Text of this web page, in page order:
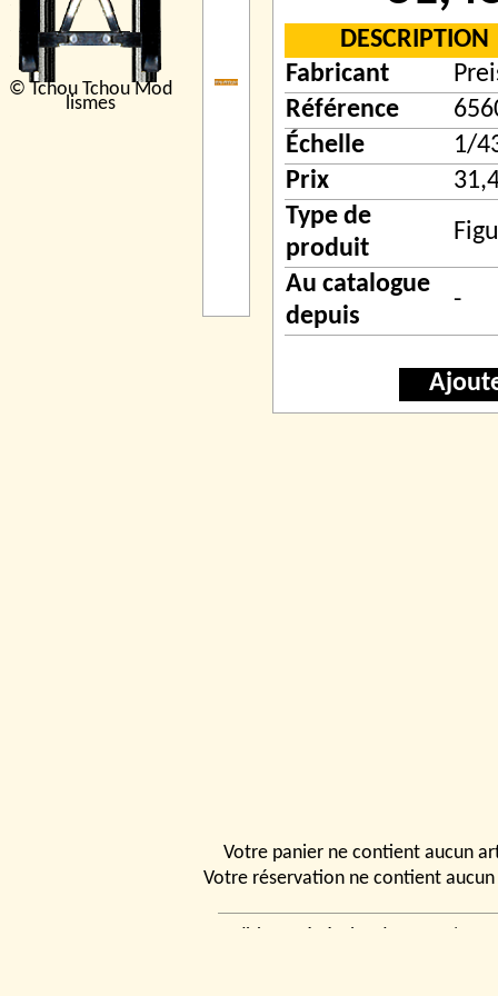
© Tchou Tchou Mod
lismes
DESCRIPTION
Fabricant
Référence
Échelle
1/
Prix
Type de
produit
Au catalogue
depuis
-
Votre panier ne contient aucun
Votre réservation ne contient